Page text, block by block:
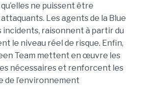
ne puissent être
Les agents de la Blue
incidents, raisonnent à partir du
le niveau réel de risque. Enfin,
Team mettent en œuvre les
nécessaires et renforcent les
de l’environnement